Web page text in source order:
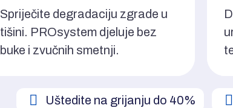
Spriječite degradaciju zgrade u
tišini. PROsystem djeluje bez
buke i zvučnih smetnji.
Uštedite na grijanju do 40%